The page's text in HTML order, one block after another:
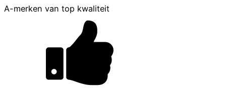
A-merken van top kwaliteit